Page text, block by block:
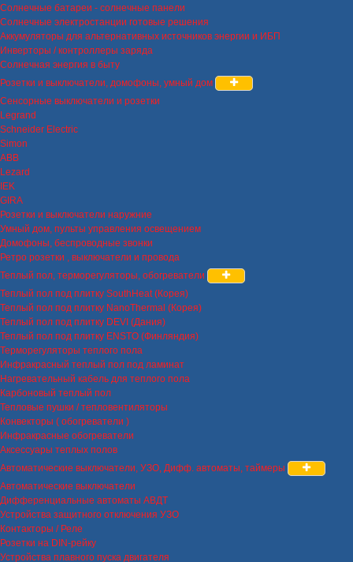
Солнечные батареи - солнечные панели
Солнечные электростанции готовые решения
Аккумуляторы для альтернативных источников энергии и ИБП
Инверторы / контроллеры заряда
Солнечная энергия в быту
Розетки и выключатели, домофоны, умный дом
Сенсорные выключатели и розетки
Legrand
Schneider Electric
Simon
ABB
Lezard
IEK
GIRA
Розетки и выключатели наружние
Умный дом, пульты управления освещением
Домофоны, беспроводные звонки
Ретро розетки , выключатели и провода
Теплый пол, терморегуляторы, обогреватели
Теплый пол под плитку SouthHeat (Корея)
Теплый пол под плитку NanoThermal (Корея)
Теплый пол под плитку DEVI (Дания)
Теплый пол под плитку ENSTO (Финляндия)
Терморегуляторы теплого пола
Инфракрасный теплый пол под ламинат
Нагревательный кабель для теплого пола
Карбоновый теплый пол
Тепловые пушки / тепловентиляторы
Конвекторы ( обогреватели )
Инфракрасные обогреватели
Аксессуары теплых полов
Автоматические выключатели, УЗО, Дифф. автоматы, таймеры
Автоматические выключатели
Дифференциальные автоматы АВДТ
Устройства защитного отключения УЗО
Контакторы / Реле
Розетки на DIN-рейку
Устройства плавного пуска двигателя